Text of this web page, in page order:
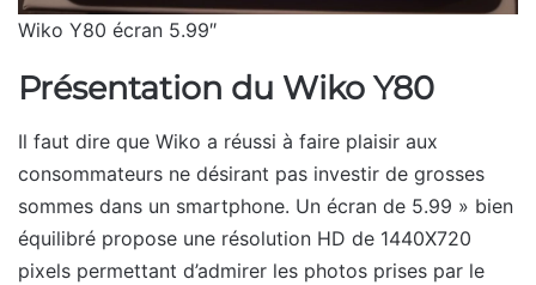
Wiko Y80 écran 5.99″
Présentation du Wiko Y80
Il faut dire que Wiko a réussi à faire plaisir aux
consommateurs ne désirant pas investir de grosses
sommes dans un smartphone. Un écran de 5.99 » bien
équilibré propose une résolution HD de 1440X720
pixels permettant d’admirer les photos prises par le